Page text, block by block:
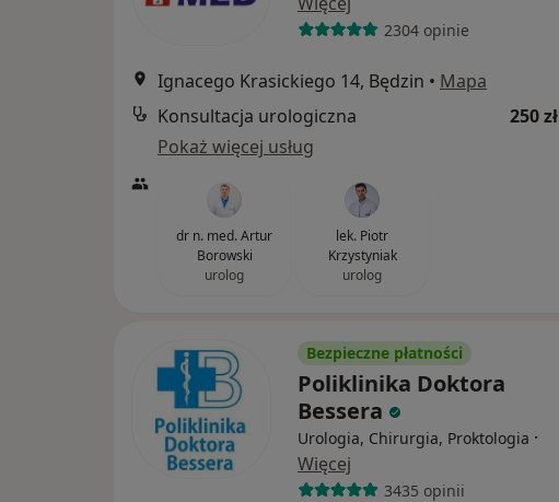
2304 opinie
Ignacego Krasickiego 14, Będzin • Mapa
Konsultacja urologiczna
250 zł
Pokaż więcej usług
dr n. med. Artur
Borowski
urolog
lek. Piotr
Krzystyniak
urolog
Bezpieczne płatności
Poliklinika Doktora
Bessera
Urologia, Chirurgia, Proktologia ·
Więcej
3435 opinii